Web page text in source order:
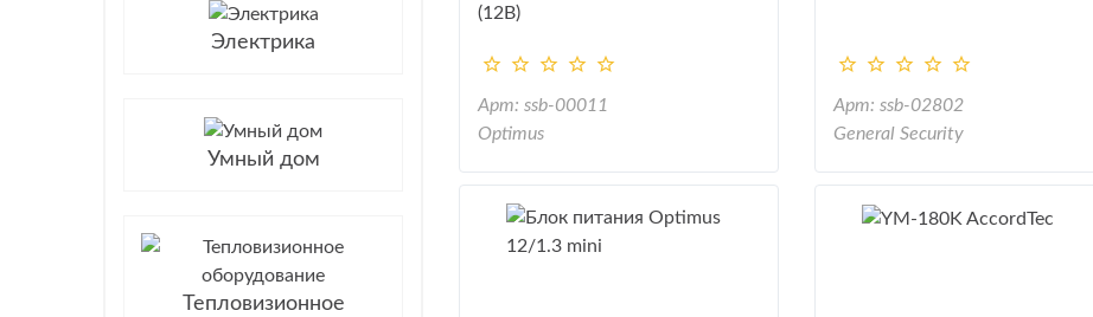
Электрика
Умный дом
Тепловизионное
(12B)
Арт: ssb-00011
Optimus
Арт: ssb-02802
General Security